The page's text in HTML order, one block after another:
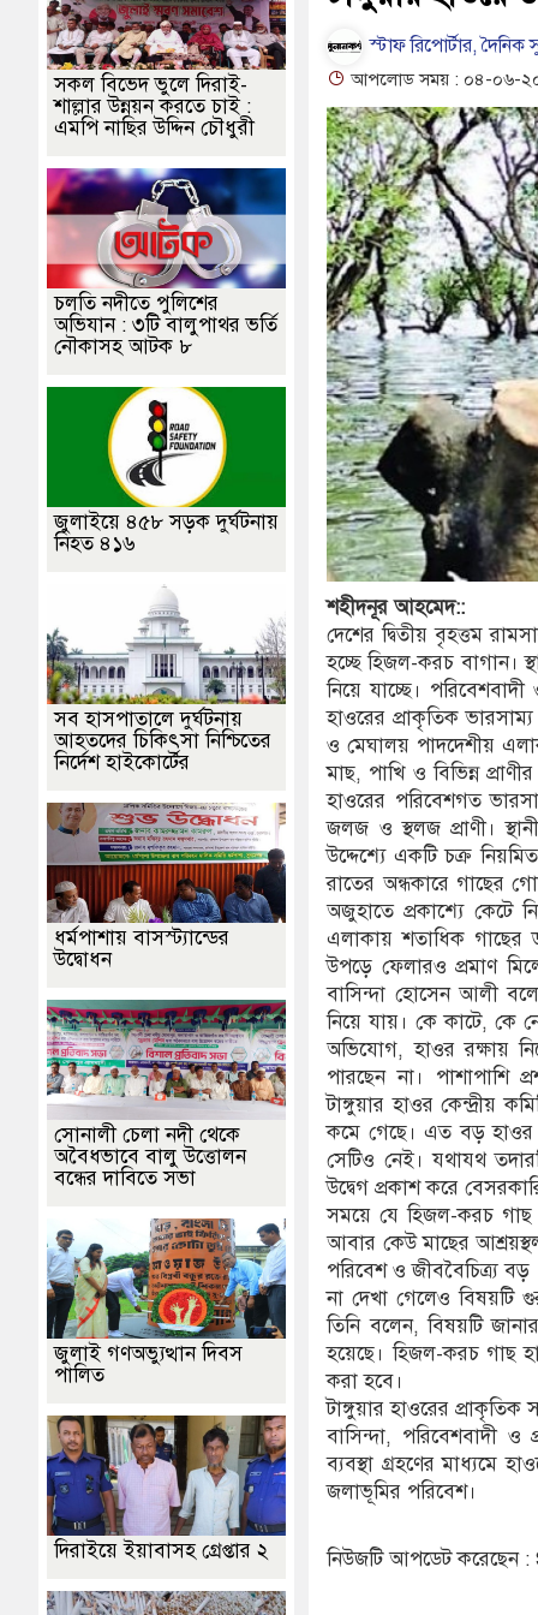
পলিন, রিপন-দীপঙ্করসহ ৪৮ জন আসামি পূবালী ব্যাংকের
দাবি হাওরে স্কুলযাত্রায় জীবনের ঝুঁকি, নিরাপদ নৌযান এখনো
২, ভবানীপুরে শোকের মাতম জামালগঞ্জে হামলার অভিযোগে
স্টাফ রিপোর্টার, দৈনিক
আপলোড সময় : ০৪-০৬-
শহীদনূর আহমেদ::
দেশের দ্বিতীয় বৃহত্তম
হচ্ছে হিজল-করচ বাগান।
নিয়ে যাচ্ছে।
হাওরের প্রাকৃতিক
ও মেঘালয় পাদদেশীয়
মাছ, পাখি ও বিভিন্ন
হাওরের পরিবেশগত
জলজ ও স্থলজ প্রাণী।
উদ্দেশ্যে একটি চক্র
রাতের অন্ধকারে গাছের
অজুহাতে প্রকাশ্যে কেটে
এলাকায় শতাধিক গাছের
উপড়ে ফেলারও প্রমাণ
বাসিন্দা হোসেন আলী
নিয়ে যায়। কে কাটে, কে
অভিযোগ, হাওর রক্ষায়
পারছেন না। পাশাপাশি
টাঙ্গুয়ার হাওর
কমে গেছে। এত বড় হাওর
সেটিও নেই। যথাযথ
উদ্বেগ প্রকাশ করে
সময়ে যে হিজল-করচ
আবার কেউ মাছের
পরিবেশ ও জীববৈচিত্র্য
না দেখা গেলেও বিষয়টি
তিনি বলেন, বিষয়টি
হয়েছে। হিজল-করচ গাছ
করা হবে।
টাঙ্গুয়ার হাওরের প্রাকৃতিক
বাসিন্দা, পরিবেশবাদী ও
ব্যবস্থা গ্রহণের মাধ্যমে
জলাভূমির পরিবেশ।
নিউজটি আপডেট করেছেন
সকল বিভেদ ভুলে দিরাই-
শাল্লার উন্নয়ন করতে চাই :
এমপি নাছির উদ্দিন চৌধুরী
চলতি নদীতে পুলিশের
অভিযান : ৩টি বালুপাথর ভর্তি
নৌকাসহ আটক ৮
জুলাইয়ে ৪৫৮ সড়ক দুর্ঘটনায়
নিহত ৪১৬
সব হাসপাতালে দুর্ঘটনায়
আহতদের চিকিৎসা নিশ্চিতের
নির্দেশ হাইকোর্টের
ধর্মপাশায় বাসস্ট্যান্ডের
উদ্বোধন
সোনালী চেলা নদী থেকে
অবৈধভাবে বালু উত্তোলন
বন্ধের দাবিতে সভা
জুলাই গণঅভ্যুত্থান দিবস
পালিত
দিরাইয়ে ইয়াবাসহ গ্রেপ্তার ২